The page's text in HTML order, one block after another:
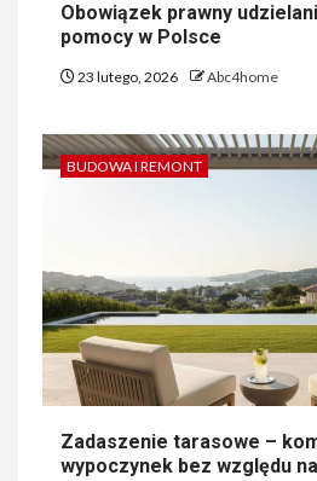
Obowiązek prawny
pomocy w Polsce
23 lutego, 2026 Abc4home
BUDOWA I REMONT
Zadaszenie tarasowe –
wypoczynek bez względu